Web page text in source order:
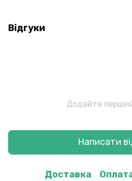
Відгуки
Додайте
Написати
Доставка